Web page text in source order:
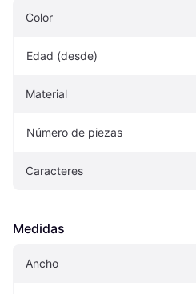
Color
Edad (desde)
Material
Número de piezas
Caracteres
Medidas
Ancho